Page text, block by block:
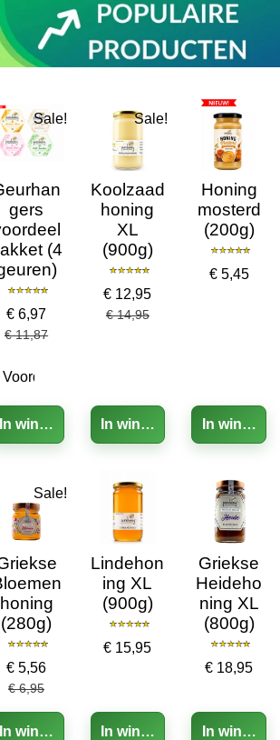
Sale!
gers
(4
€ 6,97
€ 11,87
In winkelwagen
Sale!
Koolzaad
honing
XL
(900g)
€ 12,95
€ 14,95
In winkelwagen
Honing
mosterd
(200g)
€ 5,45
In
Sale!
honing
(280g)
€ 5,56
€ 6,95
In winkelwagen
Lindehon
ing XL
(900g)
€ 15,95
In winkelwagen
Griekse
Heideho
ning XL
(800g)
€ 18,95
In